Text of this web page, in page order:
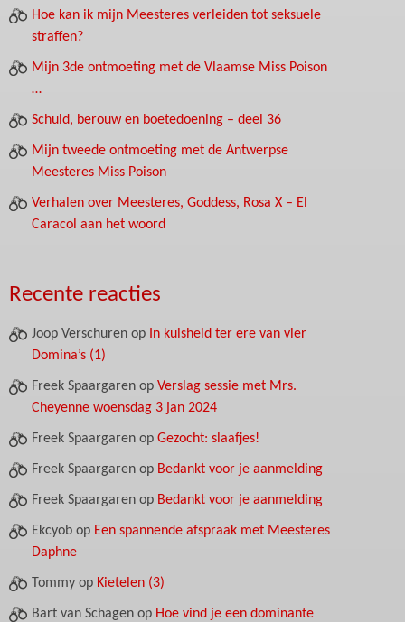
Hoe kan ik mijn Meesteres verleiden tot seksuele
straffen?
Mijn 3de ontmoeting met de Vlaamse Miss Poison
…
Schuld, berouw en boetedoening – deel 36
Mijn tweede ontmoeting met de Antwerpse
Meesteres Miss Poison
Verhalen over Meesteres, Goddess, Rosa X – El
Caracol aan het woord
Recente reacties
Joop Verschuren op In kuisheid ter ere van vier
Domina’s (1)
Freek Spaargaren op Verslag sessie met Mrs.
Cheyenne woensdag 3 jan 2024
Freek Spaargaren op Gezocht: slaafjes!
Freek Spaargaren op Bedankt voor je aanmelding
Freek Spaargaren op Bedankt voor je aanmelding
Ekcyob op Een spannende afspraak met Meesteres
Daphne
Tommy op Kietelen (3)
Bart van Schagen op Hoe vind je een dominante